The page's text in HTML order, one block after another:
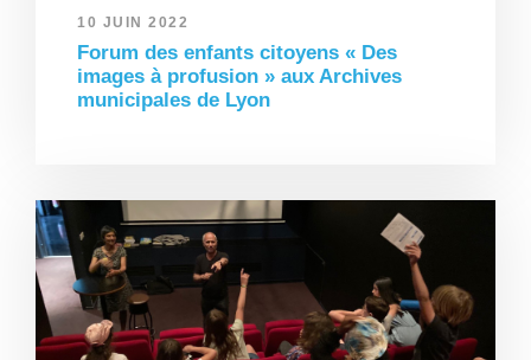
10 JUIN 2022
Forum des enfants citoyens « Des
images à profusion » aux Archives
municipales de Lyon